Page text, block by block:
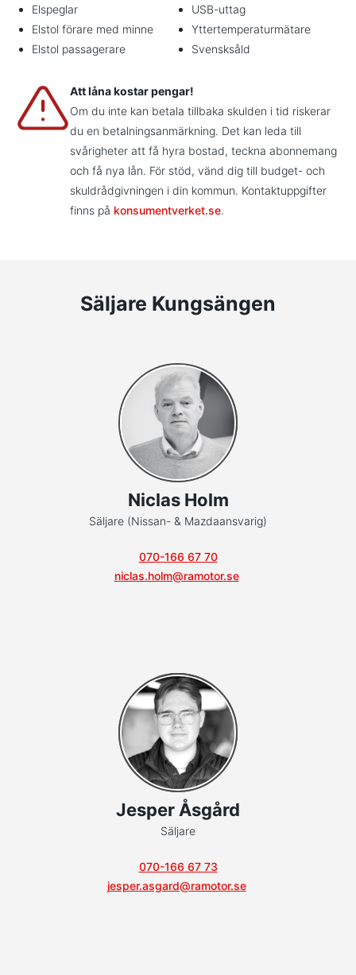
Elspeglar
Elstol förare med minne
Elstol passagerare
USB-uttag
Yttertemperaturmätare
Svensksåld
Att låna kostar pengar!
Om du inte kan betala tillbaka skulden i tid riskerar
du en betalningsanmärkning. Det kan leda till
svårigheter att få hyra bostad, teckna abonnemang
och få nya lån. För stöd, vänd dig till budget- och
skuldrådgivningen i din kommun. Kontaktuppgifter
finns på konsumentverket.se.
Säljare Kungsängen
Niclas Holm
Säljare (Nissan- & Mazdaansvarig)
070-166 67 70
niclas.holm@ramotor.se
Jesper Åsgård
Säljare
070-166 67 73
jesper.asgard@ramotor.se